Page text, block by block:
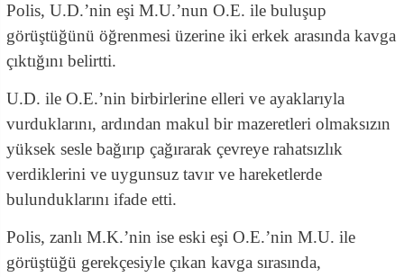
Polis, U.D.’nin eşi M.U.’nun O.E. ile buluşup
görüştüğünü öğrenmesi üzerine iki erkek arasında kavga
çıktığını belirtti.
U.D. ile O.E.’nin birbirlerine elleri ve ayaklarıyla
vurduklarını, ardından makul bir mazeretleri olmaksızın
yüksek sesle bağırıp çağırarak çevreye rahatsızlık
verdiklerini ve uygunsuz tavır ve hareketlerde
bulunduklarını ifade etti.
Polis, zanlı M.K.’nin ise eski eşi O.E.’nin M.U. ile
görüştüğü gerekçesiyle çıkan kavga sırasında,